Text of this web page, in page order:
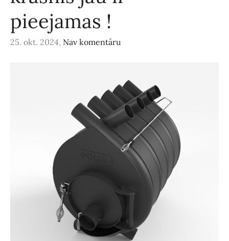
pieejamas !
25. okt. 2024, Nav komentāru